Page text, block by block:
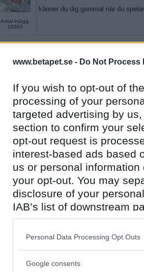
www.betapet.se - Do Not Process
If you wish to opt-out of
processing of your
targeted advertising by
section to confirm your
opt-out request is
interest-based ads based
us or personal
your opt-out. You may
disclosure of your
IAB’s list of downstream
also be disclosed by us
Downstream Participants
Please note that this
Personal Data Processing Opt Outs
Google consents
Antal inlägg:
16685
känner du dig gammal när du
1297
- Ej medlem längre
4394
Nej, jag är inte så bra på att nicka,
överhuvudtaget, förresten. ;)
Vad är egentligen det ultimata
öööhhh.... inget tror jag... Kaffe
inget tilltugg....
Tackar du alltid för match när du